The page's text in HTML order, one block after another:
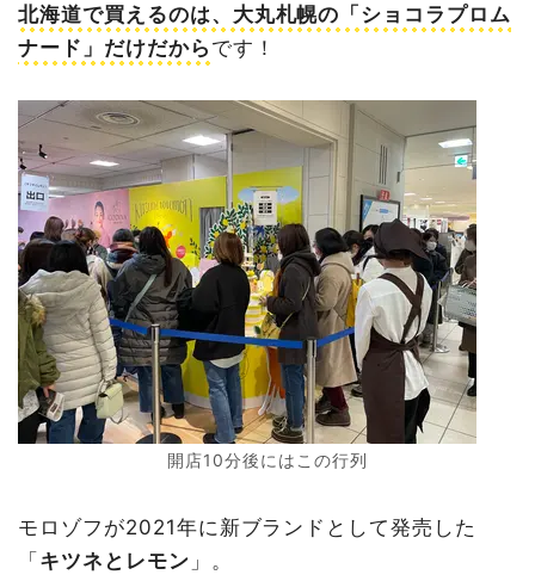
北海道で買えるのは、大丸札幌の「ショコラプロム
ナード」だけだから です！
開店10分後にはこの行列
モロゾフが2021年に新ブランドとして発売した
「キツネとレモン 」。